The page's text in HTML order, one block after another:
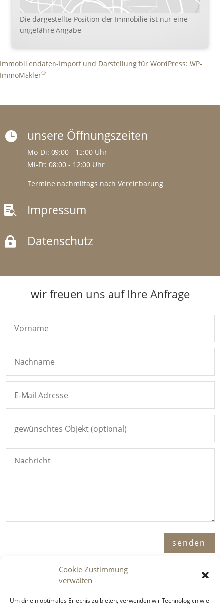
Cookie-Zustimmung
verwalten
Um dir ein optimales Erlebnis zu bieten, verwenden wir Technologien wie
Die dargestellte Position der Immobilie ist nur eine
ungefähre Angabe.
Immobiliendaten-Import und Darstellung für WordPress: WP-
ImmoMakler®
 unsere Öffnungszeiten
Mo-Di: 09:00 - 13:00 Uhr
Mi-Fr: 08:00 - 12:00 Uhr
Termine nachmittags nach Vereinbarung
 Impressum
 Datenschutz
wir freuen uns auf Ihre Anfrage
senden